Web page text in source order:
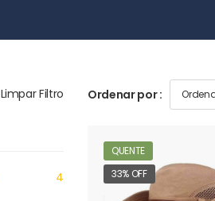
Limpar Filtro
4
Ordenar por :
QUENTE
33% OFF